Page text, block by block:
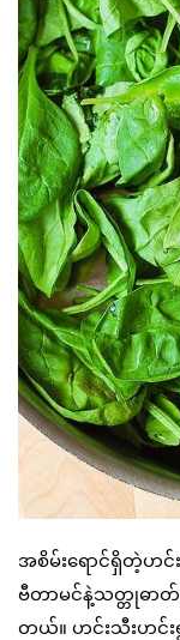
အစိမ်းရောင်ရှိတဲ့ဟ
ဗီတာမင်နဲ့သတ္တုဓာ
တယ်။ ဟင်းသီးဟင်းရွ